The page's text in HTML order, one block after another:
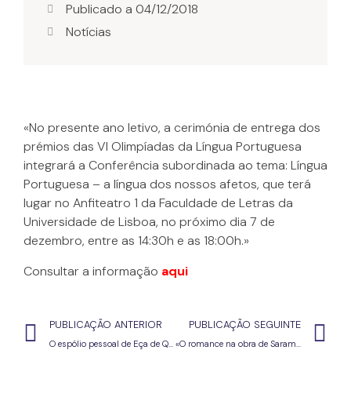
Publicado a 04/12/2018
Notícias
«No presente ano letivo, a cerimónia de entrega dos
prémios das VI Olimpíadas da Língua Portuguesa
integrará a Conferência subordinada ao tema: Língua
Portuguesa – a língua dos nossos afetos, que terá
lugar no Anfiteatro 1 da Faculdade de Letras da
Universidade de Lisboa, no próximo dia 7 de
dezembro, entre as 14:30h e as 18:00h.»
Consultar a informação aqui
PUBLICAÇÃO ANTERIOR
O espólio pessoal de Eça de Queirós numa exposição inédita, em Lisboa, a partir de 30/11/2018
PUBLICAÇÃO SEGUINTE
«O romance na obra de Saramago» por Carlos Reis- 5 de dezembro de 2018 – Fundação José Saramago